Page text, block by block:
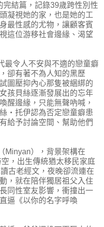
完結篇，記錄39歲跨性別性
凝視她的家，也是她的工
最性感的尤物，讓顧客賓
這位游移社會邊緣、渴望
最令人不安與不適的戀童癖
卻有著不為人知的黑歷
圖壓抑內心那隻被綑綁的
孩貝絲逐漸發展出的忘年
醒邊緣，只能無聲吶喊，
・托伊認為否定戀童癖患
給予討論空間、幫助他們
Minyan），背景架構在
，出生傳統猶太移民家庭
古老經文，夜晚卻流連在
，就在陪伴獨居祖父入住
同性室友影響，衝撞出一
逼《以你的名字呼喚